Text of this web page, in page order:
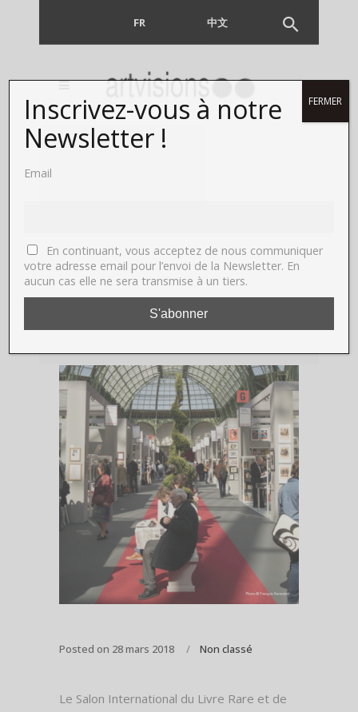
FR 中文
Posted on 28 mars 2018 Non classé
Le Salon International du Livre Rare et de
Inscrivez-vous à notre
Newsletter !
Email
En continuant, vous acceptez de nous communiquer
votre adresse email pour l’envoi de la Newsletter. En
aucun cas elle ne sera transmise à un tiers.
FERMER